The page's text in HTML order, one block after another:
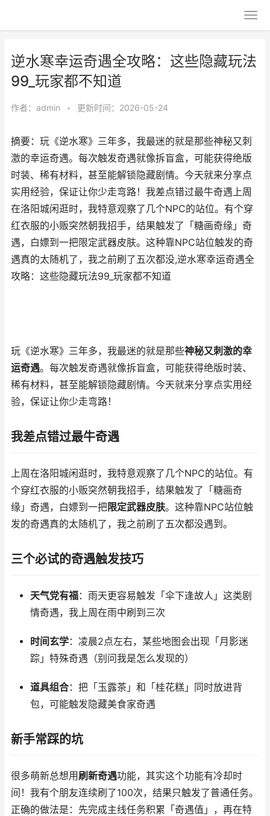
逆水寒幸运奇遇全攻略：这些隐藏玩法
99_玩家都不知道
作者： admin • 更新时间：2026-05-24
摘要：玩《逆水寒》三年多，我最迷的就是那些神秘又刺
激的幸运奇遇。每次触发奇遇就像拆盲盒，可能获得绝版
时装、稀有材料，甚至能解锁隐藏剧情。今天就来分享点
实用经验，保证让你少走弯路！我差点错过最牛奇遇上周
在洛阳城闲逛时，我特意观察了几个NPC的站位。有个穿
红衣服的小贩突然朝我招手，结果触发了「糖画奇缘」奇
遇，白嫖到一把限定武器皮肤。这种靠NPC站位触发的奇
遇真的太随机了，我之前刷了五次都没,逆水寒幸运奇遇全
攻略：这些隐藏玩法99_玩家都不知道
玩《逆水寒》三年多，我最迷的就是那些神秘又刺激的幸
运奇遇。每次触发奇遇就像拆盲盒，可能获得绝版时装、
稀有材料，甚至能解锁隐藏剧情。今天就来分享点实用经
验，保证让你少走弯路！
我差点错过最牛奇遇
上周在洛阳城闲逛时，我特意观察了几个NPC的站位。有
个穿红衣服的小贩突然朝我招手，结果触发了「糖画奇
缘」奇遇，白嫖到一把限定武器皮肤。这种靠NPC站位触
发的奇遇真的太随机了，我之前刷了五次都没遇到。
三个必试的奇遇触发技巧
天气党有福：雨天更容易触发「伞下逢故人」这类剧
情奇遇，我上周在雨中刷到三次
时间玄学：凌晨2点左右，某些地图会出现「月影迷
踪」特殊奇遇（别问我是怎么发现的）
道具组合：把「玉露茶」和「桂花糕」同时放进背
包，可能触发隐藏美食家奇遇
新手常踩的坑
很多萌新总想用刷新奇遇功能，其实这个功能有冷却时
间！我有个朋友连续刷了100次，结果只触发了普通任务。
正确的做法是：先完成主线任务积累「奇遇值」，再在特